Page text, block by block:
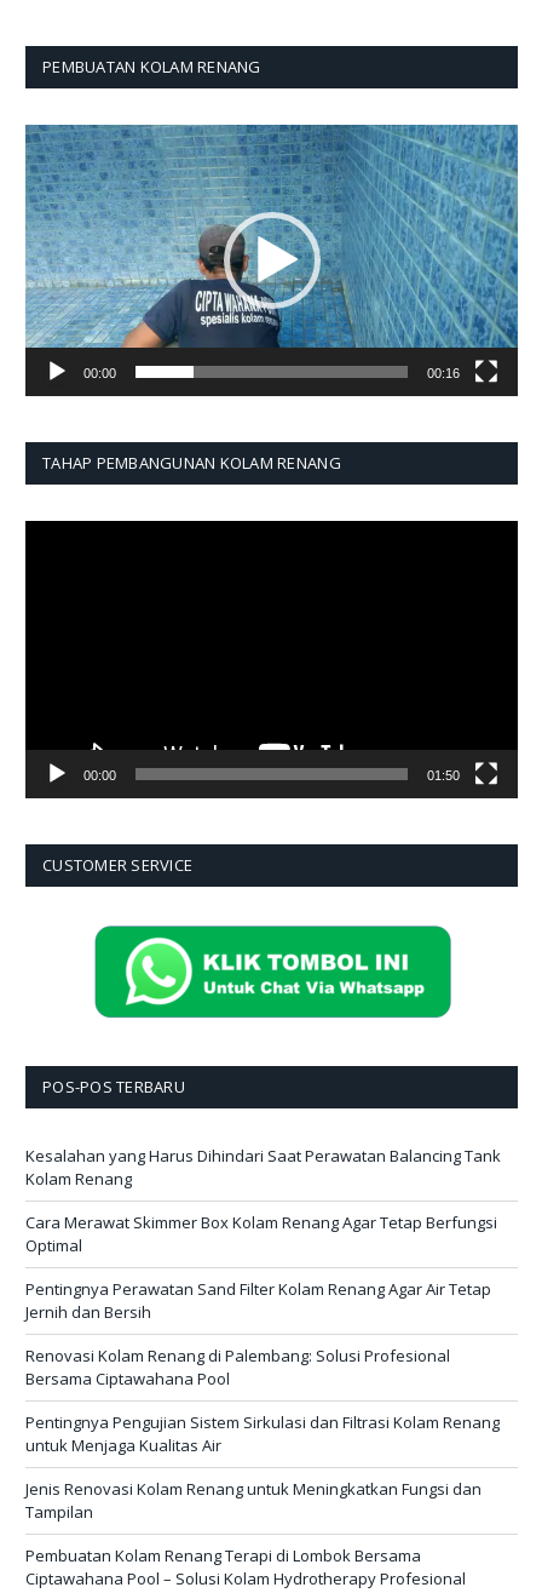
PEMBUATAN KOLAM RENANG
Pemutar
Video
00:00 00:16
TAHAP PEMBANGUNAN KOLAM RENANG
00:00 01:50
CUSTOMER SERVICE
POS-POS TERBARU
Kesalahan yang Harus Dihindari Saat Perawatan Balancing Tank
Kolam Renang
Cara Merawat Skimmer Box Kolam Renang Agar Tetap Berfungsi
Optimal
Pentingnya Perawatan Sand Filter Kolam Renang Agar Air Tetap
Jernih dan Bersih
Renovasi Kolam Renang di Palembang: Solusi Profesional
Bersama Ciptawahana Pool
Pentingnya Pengujian Sistem Sirkulasi dan Filtrasi Kolam Renang
untuk Menjaga Kualitas Air
Jenis Renovasi Kolam Renang untuk Meningkatkan Fungsi dan
Tampilan
Pembuatan Kolam Renang Terapi di Lombok Bersama
Ciptawahana Pool – Solusi Kolam Hydrotherapy Profesional